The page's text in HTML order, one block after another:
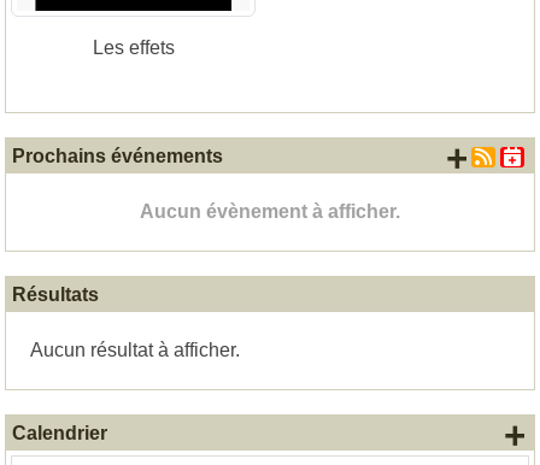
Les effets
Prochains événements
Aucun évènement à afficher.
+
Résultats
Aucun résultat à afficher.
Calendrier +